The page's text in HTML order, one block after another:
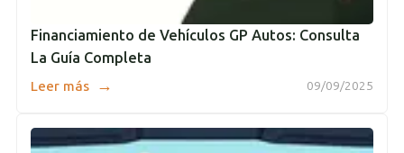
Financiamiento de Vehículos GP Autos: Consulta
La Guía Completa
09/09/2025
Leer más →